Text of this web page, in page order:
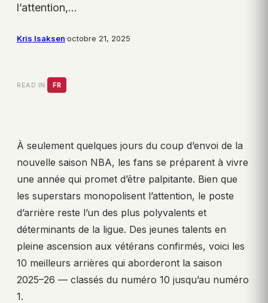
l’attention,…
Kris Isaksen·octobre 21, 2025
READ IN: FR
À seulement quelques jours du coup d’envoi de la
nouvelle saison NBA, les fans se préparent à vivre
une année qui promet d’être palpitante. Bien que
les superstars monopolisent l’attention, le poste
d’arrière reste l’un des plus polyvalents et
déterminants de la ligue. Des jeunes talents en
pleine ascension aux vétérans confirmés, voici les
10 meilleurs arrières qui aborderont la saison
2025–26 — classés du numéro 10 jusqu’au numéro
1.